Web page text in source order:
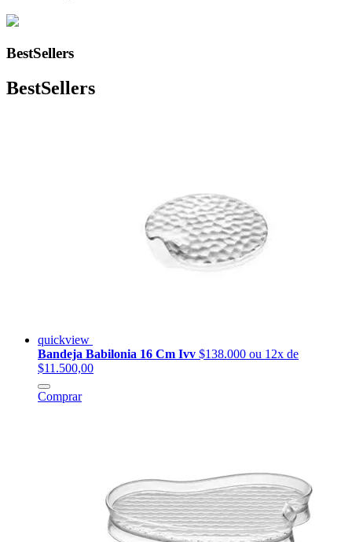
BestSellers
BestSellers
quickview
Bandeja Babilonia 16 Cm Ivv $138.000 ou 12x de
$11.500,00
Comprar